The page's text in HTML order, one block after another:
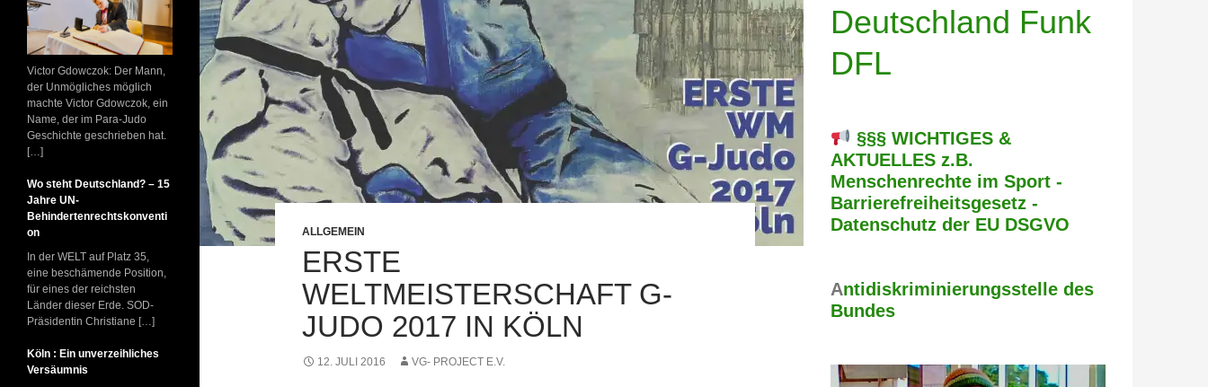
ALLGEMEIN
ERSTE
WELTMEISTERSCHAFT G-
JUDO 2017 IN KÖLN
12. JULI 2016 VG- PROJECT E.V.
Deutschland Funk
DFL
§§§ WICHTIGES &
AKTUELLES z.B.
Menschenrechte im Sport -
Barrierefreiheitsgesetz -
Datenschutz der EU DSGVO
Antidiskriminierungsstelle des
Bundes
Victor Gdowczok: Der Mann,
der Unmögliches möglich
machte Victor Gdowczok, ein
Name, der im Para-Judo
Geschichte geschrieben hat.
[…]
Wo steht Deutschland? – 15
Jahre UN-
Behindertenrechtskonventi
on
In der WELT auf Platz 35,
eine beschämende Position,
für eines der reichsten
Länder dieser Erde. SOD-
Präsidentin Christiane […]
Köln : Ein unverzeihliches
Versäumnis